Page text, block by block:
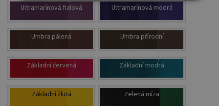
Ultramarínová fialová Ultramarínová modrá
Umbra pálená Umbra přírodní
Základní červená Základní modrá
Základní žlutá Zelená míza